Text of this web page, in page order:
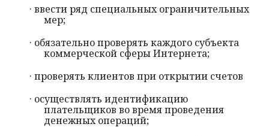
· ввести ряд специальных ограничительных
мер;
· обязательно проверять каждого субъекта
коммерческой сферы Интернета;
· проверять клиентов при открытии счетов
· осуществлять идентификацию
плательщиков во время проведения
денежных операций;